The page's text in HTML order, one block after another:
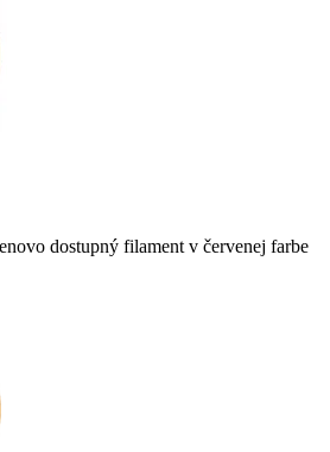
dostupný filament v červenej farbe